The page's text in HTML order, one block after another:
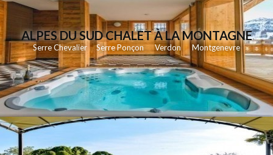
ALPES DU SUD CHALET À LA MONTAGNE
Serre Chevalier Serre Ponçon Verdon Montgenevre